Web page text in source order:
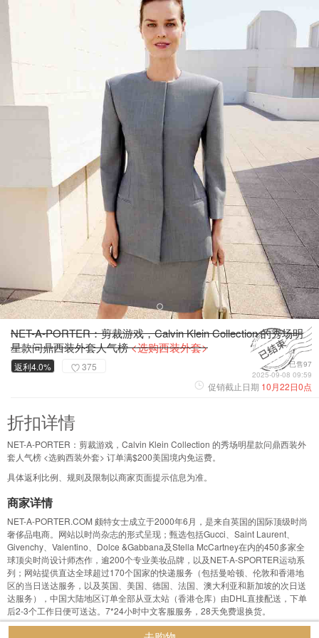
NET-A-PORTER：剪裁游戏，Calvin Klein Collection 的秀场明
星款问鼎西装外套人气榜<选购西装外套>
返利4.0% 375
已售97
2025-09-08 09:59
促销截止日期 10月22日0点
折扣详情
NET-A-PORTER：剪裁游戏，Calvin Klein Collection 的秀场明星款问鼎西装外
套人气榜 <选购西装外套> 订单满$200美国境内免运费。
具体返利比例、规则及限制以商家页面提示信息为准。
商家详情
NET-A-PORTER.COM 颇特女士成立于2000年6月，是来自英国的国际顶级时尚
奢侈品电商。网站以时尚杂志的形式呈现；甄选包括Gucci、Saint Laurent、
Givenchy、Valentino、Dolce &Gabbana及Stella McCartney在内的450多家全
球顶尖时尚设计师杰作，逾200个专业美妆品牌，以及NET-A-SPORTER运动系
列；网站提供直达全球超过170个国家的快递服务（包括曼哈顿、伦敦和香港地
区的当日送达服务，以及英国、美国、德国、法国、澳大利亚和新加坡的次日送
达服务），中国大陆地区订单全部从亚太站（香港仓库）由DHL直接配送，下单
后2-3个工作日便可送达。7*24小时中文客服服务，28天免费退换货。